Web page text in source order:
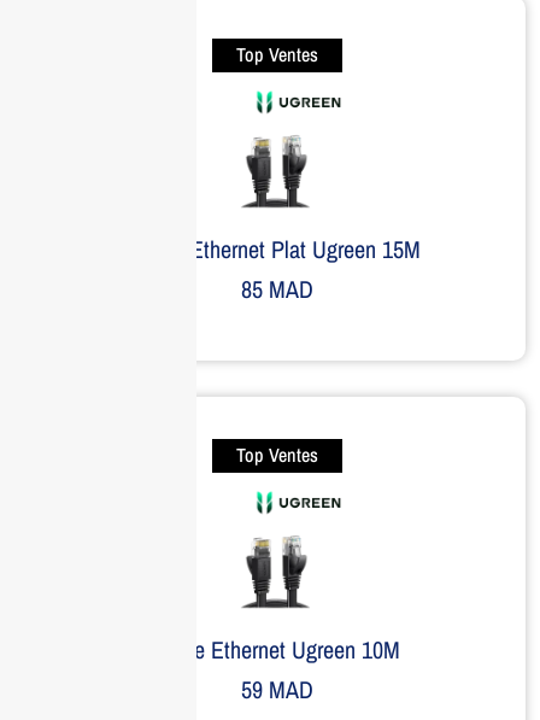
Top Ventes
Câble Ethernet Plat Ugreen 15M
85MAD
Top Ventes
Câble Ethernet Ugreen 10M
59MAD